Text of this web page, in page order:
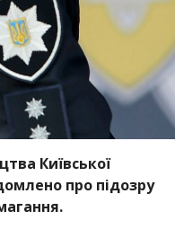
Київської
про підозру